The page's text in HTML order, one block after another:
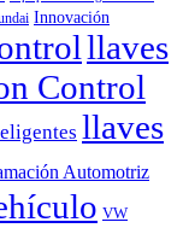
Innovación
llaves
Control
llaves
Automotriz
VW